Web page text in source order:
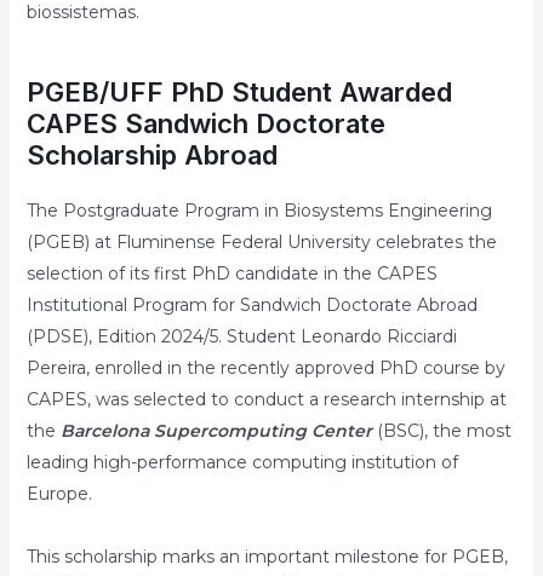
biossistemas.
PGEB/UFF PhD Student Awarded
CAPES Sandwich Doctorate
Scholarship Abroad
The Postgraduate Program in Biosystems Engineering
(PGEB) at Fluminense Federal University celebrates the
selection of its first PhD candidate in the CAPES
Institutional Program for Sandwich Doctorate Abroad
(PDSE), Edition 2024/5. Student Leonardo Ricciardi
Pereira, enrolled in the recently approved PhD course by
CAPES, was selected to conduct a research internship at
the Barcelona Supercomputing Center (BSC), the most
leading high-performance computing institution of
Europe.
This scholarship marks an important milestone for PGEB,